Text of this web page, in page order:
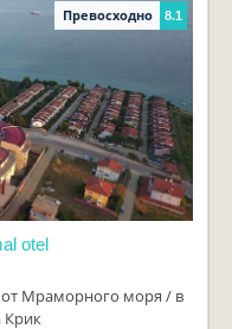
Превосходно 8.1
otel
Мраморного моря / в
Крик